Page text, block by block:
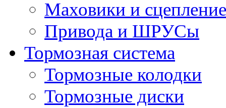
Маховики и сцепление
Привода и ШРУСы
Тормозная система
Тормозные колодки
Тормозные диски